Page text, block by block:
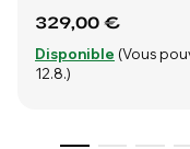
329,00 €
Disponible (Vous
12.8.)